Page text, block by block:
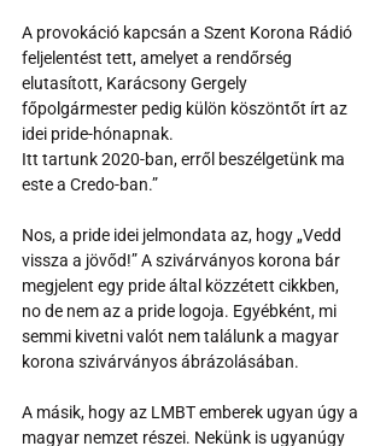
A provokáció kapcsán a Szent Korona Rádió
feljelentést tett, amelyet a rendőrség
elutasított, Karácsony Gergely
főpolgármester pedig külön köszöntőt írt az
idei pride-hónapnak.
Itt tartunk 2020-ban, erről beszélgetünk ma
este a Credo-ban.”
Nos, a pride idei jelmondata az, hogy „Vedd
vissza a jövőd!” A szivárványos korona bár
megjelent egy pride által közzétett cikkben,
no de nem az a pride logoja. Egyébként, mi
semmi kivetni valót nem találunk a magyar
korona szivárványos ábrázolásában.
A másik, hogy az LMBT emberek ugyan úgy a
magyar nemzet részei. Nekünk is ugyanúgy